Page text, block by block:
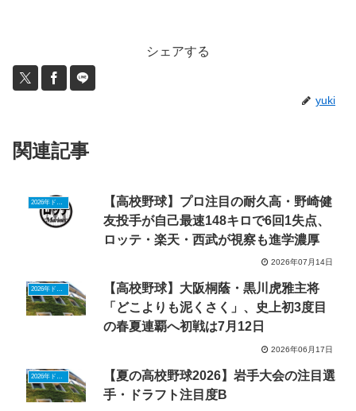
シェアする
yuki
関連記事
【高校野球】プロ注目の耐久高・野崎健
友投手が自己最速148キロで6回1失点、
ロッテ・楽天・西武が視察も進学濃厚
2026年07月14日
2026年ドラフトニュース
【高校野球】大阪桐蔭・黒川虎雅主将
「どこよりも泥くさく」、史上初3度目
の春夏連覇へ初戦は7月12日
2026年06月17日
2026年ドラフトニュース
【夏の高校野球2026】岩手大会の注目選
手・ドラフト注目度B